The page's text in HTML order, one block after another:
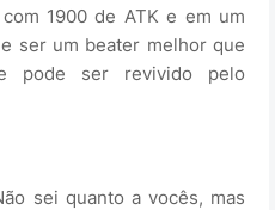
1900 de ATK e em um
ser um beater melhor que
pode ser revivido pelo
sei quanto a vocês, mas